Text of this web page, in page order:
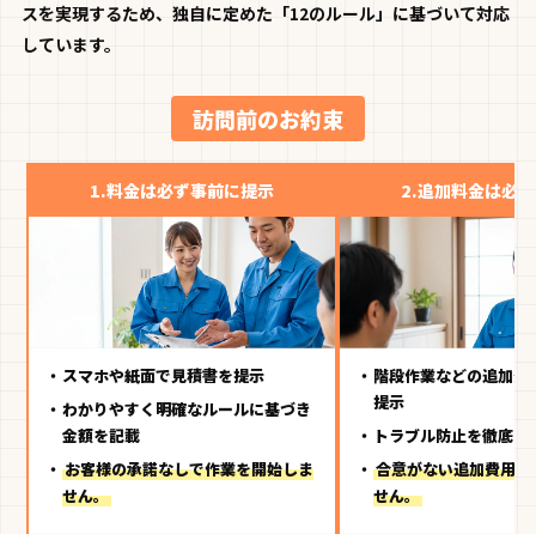
スを実現するため、独自に定めた「12のルール」に基づいて対応
しています。
訪問前のお約束
1.料金は必ず事前に提示
スマホや紙面で見積書を提示
わかりやすく明確なルールに基づき
金額を記載
お客様の承諾なしで作業を開始しま
せん。
2.追加料金は必
階段作業などの追加費
提示
トラブル防止を徹底し
合意がない追加費用
せん。